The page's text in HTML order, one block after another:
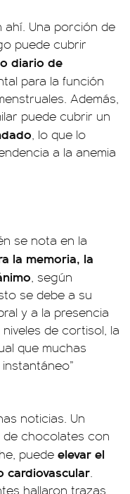
ahí. Una porción de
puede cubrir
diario de
para la función
Además,
puede cubrir un
, lo que lo
a la anemia
se nota en la
la memoria, la
, según
se debe a su
y a la presencia
de cortisol, la
que muchas
noticias. Un
chocolates con
puede elevar el
cardiovascular.
hallaron trazas